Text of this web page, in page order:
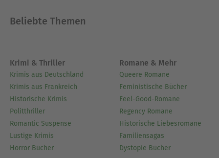
Beliebte Themen
Krimi & Thriller
Krimis aus Deutschland
Krimis aus Frankreich
Historische Krimis
Politthriller
Romantic Suspense
Lustige Krimis
Horror Bücher
Romane & Mehr
Queere Romane
Feministische Bücher
Feel-Good-Romane
Regency Romane
Historische Liebesromane
Familiensagas
Dystopie Bücher